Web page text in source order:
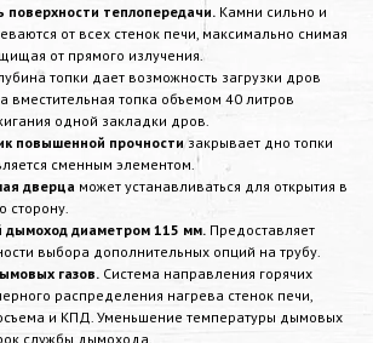
теплопередачи. Камни сильно и
от всех стенок печи, максимально снимая
от прямого излучения.
топки дает возможность загрузки дров
вместительная топка объемом 40 литров
одной закладки дров.
повышенной прочностизакрывает дно топки
сменным элементом.
дверца может устанавливаться для открытия в
сторону.
дымоход диаметром 115 мм. Предоставляет
выбора дополнительных опций на трубу.
газов. Система направления горячих
распределения нагрева стенок печи,
и КПД. Уменьшение температуры дымовых
службы дымохода.